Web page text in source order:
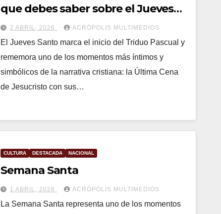
que debes saber sobre el Jueves
Santo 2026.
2 ABRIL, 2026 ACRÓPOLIS MULTIMEDIOS
El Jueves Santo marca el inicio del Triduo Pascual y
rememora uno de los momentos más íntimos y
simbólicos de la narrativa cristiana: la Última Cena
de Jesucristo con sus…
CULTURA DESTACADA NACIONAL
Semana Santa
1 ABRIL, 2026 ACRÓPOLIS MULTIMEDIOS
La Semana Santa representa uno de los momentos